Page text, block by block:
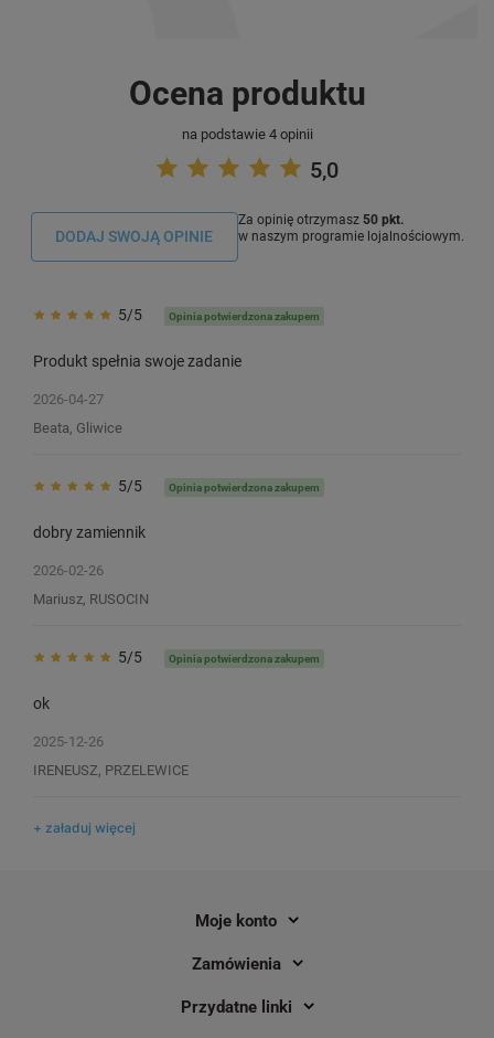
Etykiety Specmark LW-99014 54 x 101
mm 220 szt. / adresowe / do
24,35 zł
Ocena produktu
na podstawie 4 opinii
5,0
DODAJ SWOJĄ OPINIE
Za opinię otrzymasz 50 pkt.
w naszym programie lojalnościowym.
5/5 Opinia potwierdzona zakupem
Produkt spełnia swoje zadanie
2026-04-27
Beata, Gliwice
5/5 Opinia potwierdzona zakupem
dobry zamiennik
2026-02-26
Mariusz, RUSOCIN
5/5 Opinia potwierdzona zakupem
ok
2025-12-26
IRENEUSZ, PRZELEWICE
+ załaduj więcej
Moje konto
Zamówienia
Przydatne linki